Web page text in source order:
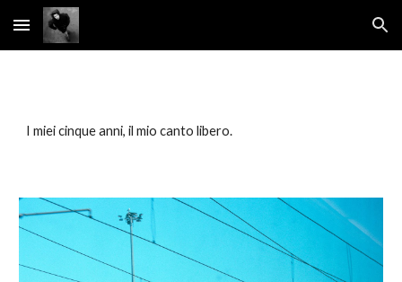
Skip to main content Skip to navigation
I miei cinque anni, il mio canto libero.